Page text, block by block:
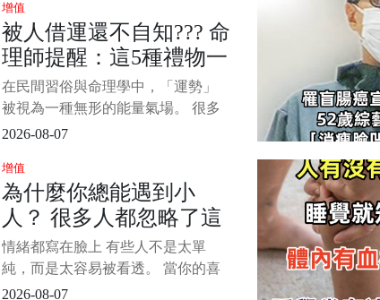
頭。 8月開始運勢大旺，橫財賺千
萬，大富特富，運勢大漲收入翻
倍，想不發財都難。 屬豬的人心寬
體胖，沒有很多野心，容易知足，
但是偏偏就是這種性格，特別容易
得到財
增值
被人借運還不自知??? 命
理師提醒：這5種禮物一
旦收下，運氣直接被人
拿走，千萬別不當回事
在民間習俗與命理學中，「運勢」
被視為一種無形的能量氣場。 很多
人常覺得莫名其妙開始倒楣、事事
醒，有時候問題並非出在自己身
上，而是因為收下了不該收的「禮
物」，無意間將自己的好運與對方
的厄運交換了。 以下是命理專家特
別叮嚀的 5 種容易隱含「借
2026-08-07
增值
為什麼你總能遇到小
人？ 很多人都忽略了這
個原因
情緒都寫在臉上 有些人不是太單
純，而是太容易被看透。 當你的喜
怒哀樂都藏不住，別人就更容易知
2026-08-07